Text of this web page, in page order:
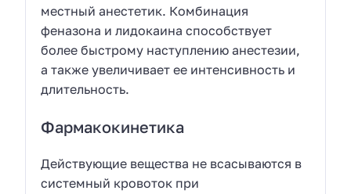
местный анестетик. Комбинация
феназона и лидокаина способствует
более быстрому наступлению анестезии,
а также увеличивает ее интенсивность и
длительность.
Фармакокинетика
Действующие вещества не всасываются в
системный кровоток при